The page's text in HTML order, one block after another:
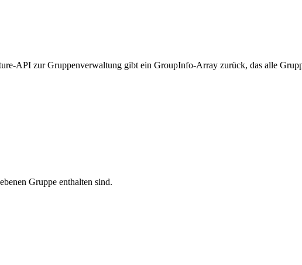
API zur Gruppenverwaltung gibt ein GroupInfo-Array zurück, das alle
Gruppe enthalten sind.